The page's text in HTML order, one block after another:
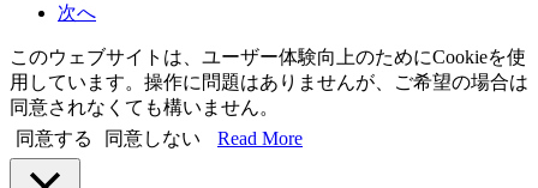
次へ
このウェブサイトは、ユーザー体験向上のためにCookieを使
用しています。操作に問題はありませんが、ご希望の場合は
同意されなくても構いません。
同意する
同意しない Read More